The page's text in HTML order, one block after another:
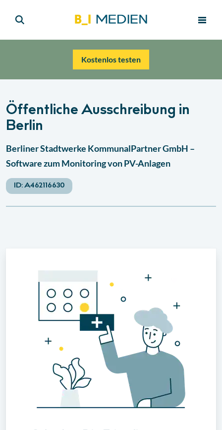
Kostenlos testen
Öffentliche Ausschreibung in
Berlin
Berliner Stadtwerke KommunalPartner GmbH –
Software zum Monitoring von PV-Anlagen
ID:A462116630